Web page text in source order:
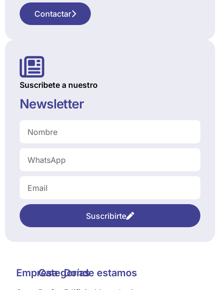
Contactar
Suscribete a nuestro
Newsletter
Suscribirte
EmpresaCategoríasDonde estamos